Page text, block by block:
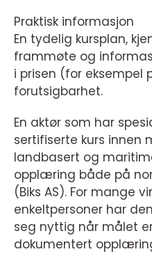
Praktisk informasjon
En tydelig kursplan,
frammøte og
i prisen (for eksempel
forutsigbarhet.
En aktør som har
sertifiserte kurs innen
landbasert og
opplæring både på
(Biks AS). For mange
enkeltpersoner har
seg nyttig når målet
dokumentert